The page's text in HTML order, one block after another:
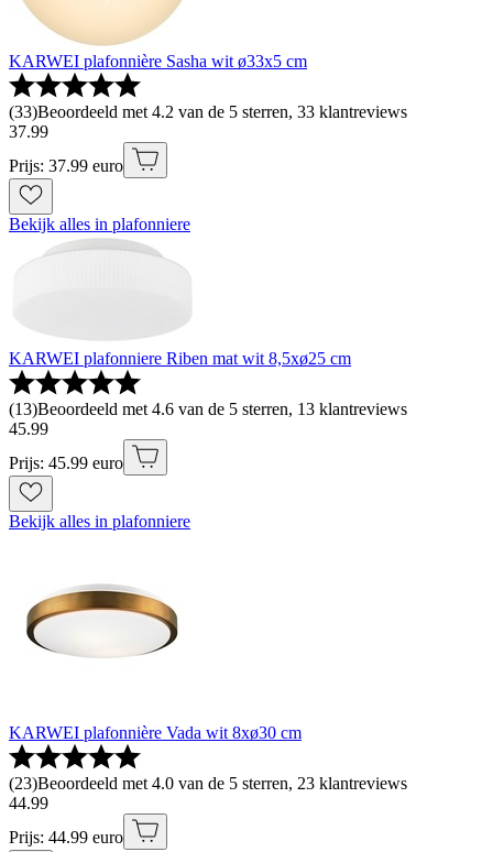
KARWEI plafonnière Sasha wit ø33x5 cm
(33)Beoordeeld met 4.2 van de 5 sterren, 33 klantreviews
37.99
Prijs: 37.99 euro
Bekijk alles in plafonniere
KARWEI plafonniere Riben mat wit 8,5xø25 cm
(13)Beoordeeld met 4.6 van de 5 sterren, 13 klantreviews
45.99
Prijs: 45.99 euro
Bekijk alles in plafonniere
KARWEI plafonnière Vada wit 8xø30 cm
(23)Beoordeeld met 4.0 van de 5 sterren, 23 klantreviews
44.99
Prijs: 44.99 euro